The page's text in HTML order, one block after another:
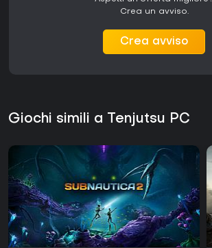
Crea un avviso.
Crea avviso
Giochi simili a Tenjutsu PC